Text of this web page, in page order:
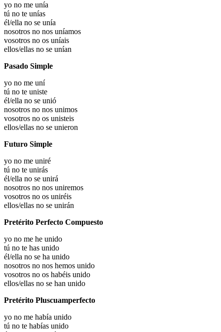
yo no me unía
tú no te unías
él/ella no se unía
nosotros no nos uníamos
vosotros no os uníais
ellos/ellas no se unían
Pasado Simple
yo no me uní
tú no te uniste
él/ella no se unió
nosotros no nos unimos
vosotros no os unisteis
ellos/ellas no se unieron
Futuro Simple
yo no me uniré
tú no te unirás
él/ella no se unirá
nosotros no nos uniremos
vosotros no os uniréis
ellos/ellas no se unirán
Pretérito Perfecto Compuesto
yo no me he unido
tú no te has unido
él/ella no se ha unido
nosotros no nos hemos unido
vosotros no os habéis unido
ellos/ellas no se han unido
Pretérito Pluscuamperfecto
yo no me había unido
tú no te habías unido